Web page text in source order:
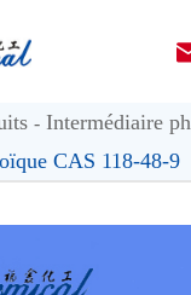
Intermédiaire
CAS 118-48-9